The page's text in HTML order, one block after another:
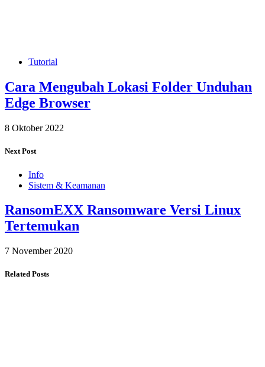
Tutorial
Cara Mengubah Lokasi Folder Unduhan
Edge Browser
8 Oktober 2022
Next Post
Info
Sistem & Keamanan
RansomEXX Ransomware Versi Linux
Tertemukan
7 November 2020
Related Posts